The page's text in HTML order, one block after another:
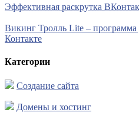
Эффективная раскрутка
Викинг Тролль Lite –
Контакте
Категории
Создание сайта
Домены и хостинг